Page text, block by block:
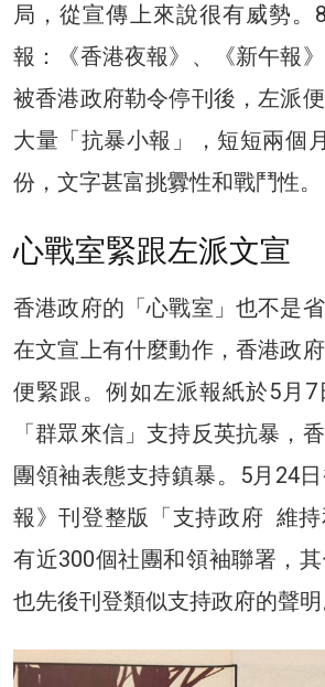
局，從宣傳上來說很有威勢。
報：《香港夜報》、《新午報》
被香港政府勒令停刊後，左派
大量「抗暴小報」，短短兩個
份，文字甚富挑釁性和戰鬥性。
心戰室緊跟左派文宣
香港政府的「心戰室」也不是
在文宣上有什麼動作，香港政
便緊跟。例如左派報紙於5月
「群眾來信」支持反英抗暴，
團領袖表態支持鎮暴。5月24
報》刊登整版「支持政府 維持
有近300個社團和領袖聯署，
也先後刊登類似支持政府的聲明